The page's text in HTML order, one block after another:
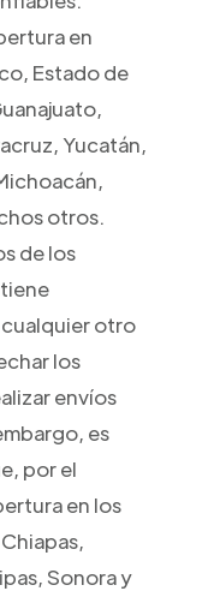
en
Estado de
Yucatán,
otros.
de los
otro
los
envíos
es
por el
en los
Sonora y